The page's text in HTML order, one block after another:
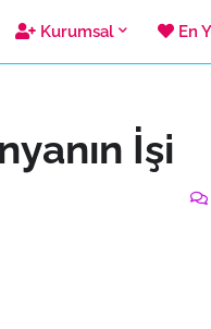
Kurumsal En
İşi